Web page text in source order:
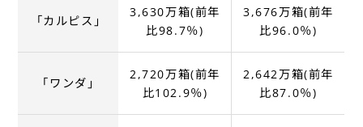
「カルピス」
3,630万箱(前年
比98.7％)
3,676万箱(前年
比96.0％)
「ワンダ」
2,720万箱(前年
比102.9％)
2,642万箱(前年
比87.0％)